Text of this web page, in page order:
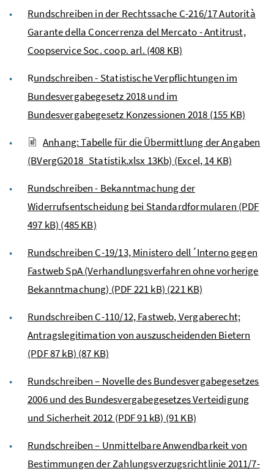
Rundschreiben in der Rechtssache C-216/17 Autorità
Garante della Concerrenza del Mercato - Antitrust,
Coopservice Soc. coop. arl. (408 KB)
Rundschreiben - Statistische Verpflichtungen im
Bundesvergabegesetz 2018 und im
Bundesvergabegesetz Konzessionen 2018 (155 KB)
Anhang: Tabelle für die Übermittlung der Angaben
(BVergG2018_Statistik.xlsx 13Kb) (Excel, 14 KB)
Rundschreiben - Bekanntmachung der
Widerrufsentscheidung bei Standardformularen (PDF
497 kB) (485 KB)
Rundschreiben C-19/13, Ministero dell´Interno gegen
Fastweb SpA (Verhandlungsverfahren ohne vorherige
Bekanntmachung) (PDF 221 kB) (221 KB)
Rundschreiben C-110/12, Fastweb, Vergaberecht;
Antragslegitimation von auszuscheidenden Bietern
(PDF 87 kB) (87 KB)
Rundschreiben – Novelle des Bundesvergabegesetzes
2006 und des Bundesvergabegesetzes Verteidigung
und Sicherheit 2012 (PDF 91 kB) (91 KB)
Rundschreiben – Unmittelbare Anwendbarkeit von
Bestimmungen der Zahlungsverzugsrichtlinie 2011/7-